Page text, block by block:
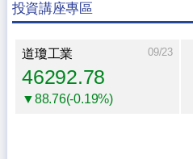
投資講座專區
道瓊工業 09/23
46292.78
▼88.76(-0.19%)